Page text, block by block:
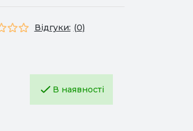
Відгуки: (0)
В наявності